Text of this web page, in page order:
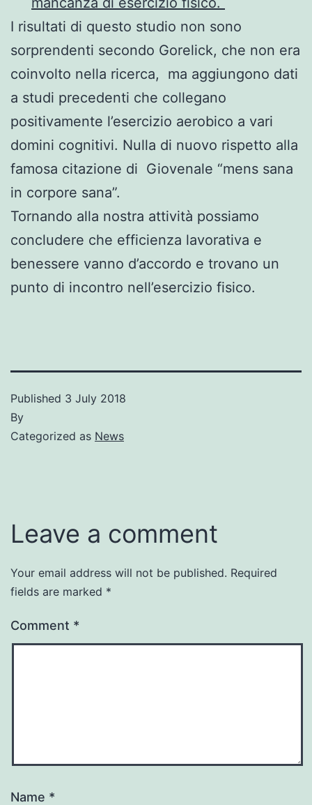
I risultati di questo studio non sono
sorprendenti secondo Gorelick, che non era
coinvolto nella ricerca, ma aggiungono dati
a studi precedenti che collegano
positivamente l’esercizio aerobico a vari
domini cognitivi. Nulla di nuovo rispetto alla
famosa citazione di Giovenale “mens sana
in corpore sana”.
Tornando alla nostra attività possiamo
concludere che efficienza lavorativa e
benessere vanno d’accordo e trovano un
punto di incontro nell’esercizio fisico.
Published 3 July 2018
By
Categorized as News
Leave a comment
Your email address will not be published. Required
fields are marked *
Comment *
Name *